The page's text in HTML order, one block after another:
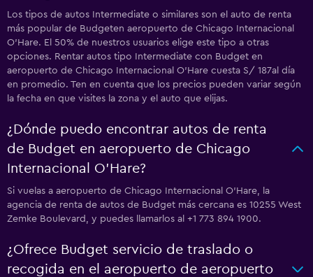
Los tipos de autos Intermediate o similares son el auto de renta
más popular de Budgeten aeropuerto de Chicago Internacional
O'Hare. El 50% de nuestros usuarios elige este tipo a otras
opciones. Rentar autos tipo Intermediate con Budget en
aeropuerto de Chicago Internacional O'Hare cuesta S/ 187al día
en promedio. Ten en cuenta que los precios pueden variar según
la fecha en que visites la zona y el auto que elijas.
¿Dónde puedo encontrar autos de renta
de Budget en aeropuerto de Chicago
Internacional O'Hare?
Si vuelas a aeropuerto de Chicago Internacional O'Hare, la
agencia de renta de autos de Budget más cercana es 10255 West
Zemke Boulevard, y puedes llamarlos al +1 773 894 1900.
¿Ofrece Budget servicio de traslado o
recogida en el aeropuerto de aeropuerto